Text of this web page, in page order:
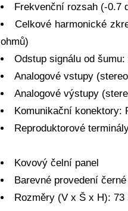
Frekvenční rozsah (-0.7
Celkové harmonické
ohmů)
Odstup signálu od
Analogové vstupy
Analogové výstupy
Komunikační konektory:
Reproduktorové
Kovový čelní panel
Barevné provedení
Rozměry (V x Š x H): 73